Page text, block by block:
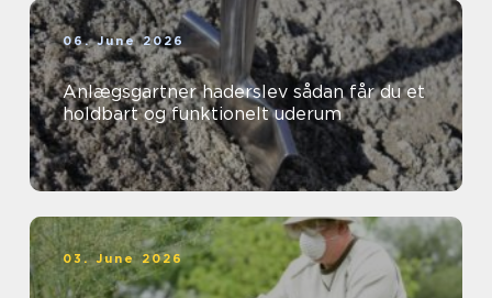
06. June 2026
Anlægsgartner haderslev sådan får du et
holdbart og funktionelt uderum
03. June 2026